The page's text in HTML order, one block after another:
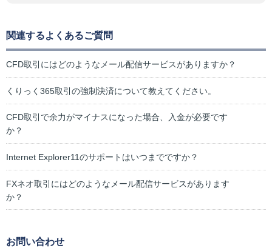
関連するよくあるご質問
CFD取引にはどのようなメール配信サービスがありますか？
くりっく365取引の強制決済について教えてください。
CFD取引で余力がマイナスになった場合、入金が必要です
か？
Internet Explorer11のサポートはいつまでですか？
FXネオ取引にはどのようなメール配信サービスがあります
か？
お問い合わせ